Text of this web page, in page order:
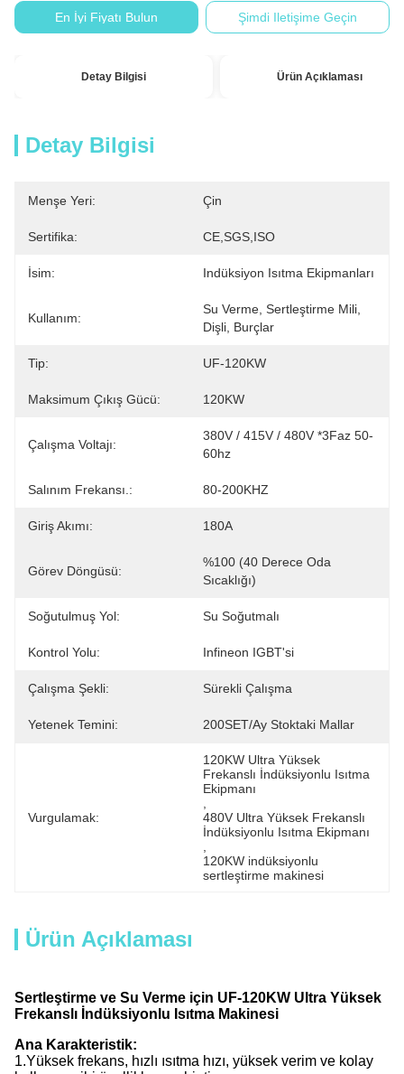
En İyi Fiyatı Bulun Şimdi Iletişime Geçin
Detay Bilgisi Ürün Açıklaması
Detay Bilgisi
Menşe Yeri: Çin
Sertifika: CE,SGS,ISO
İsim: Indüksiyon Isıtma Ekipmanları
Kullanım:
Su Verme, Sertleştirme Mili,
Dişli, Burçlar
Tip: UF-120KW
Maksimum Çıkış Gücü: 120KW
Çalışma Voltajı:
380V / 415V / 480V *3Faz 50-
60hz
Salınım Frekansı.: 80-200KHZ
Giriş Akımı: 180A
Görev Döngüsü:
%100 (40 Derece Oda
Sıcaklığı)
Soğutulmuş Yol: Su Soğutmalı
Kontrol Yolu: Infineon IGBT'si
Çalışma Şekli: Sürekli Çalışma
Yetenek Temini: 200SET/Ay Stoktaki Mallar
Vurgulamak:
120KW Ultra Yüksek
Frekanslı İndüksiyonlu Isıtma
Ekipmanı
480V Ultra Yüksek Frekanslı
İndüksiyonlu Isıtma Ekipmanı
120KW indüksiyonlu
sertleştirme makinesi
Ürün Açıklaması
Sertleştirme ve Su Verme için UF-120KW Ultra Yüksek
Frekanslı İndüksiyonlu Isıtma Makinesi
Ana Karakteristik:
1.Yüksek frekans, hızlı ısıtma hızı, yüksek verim ve kolay